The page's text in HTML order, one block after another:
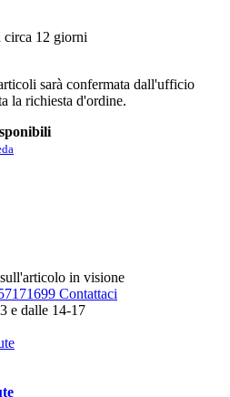
circa 12 giorni
sarà confermata dall'ufficio
la richiesta d'ordine.
in visione
Contattaci
e dalle 14-17